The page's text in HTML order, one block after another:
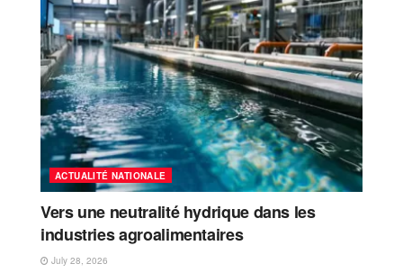
ACTUALITÉ NATIONALE
Vers une neutralité hydrique dans les
industries agroalimentaires
July 28, 2026